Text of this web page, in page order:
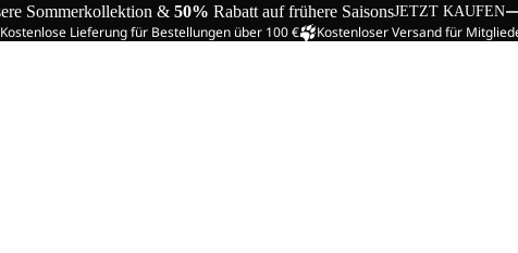
Sommerkollektion & 50% Rabatt auf frühere SaisonsJETZT KAUFEN
Kostenlose Lieferung für Bestellungen über 100 € Kostenloser Versand für